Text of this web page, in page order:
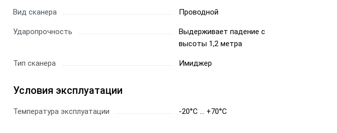
Вид сканера Проводной
Ударопрочность
Выдерживает падение с
высоты 1,2 метра
Тип сканера Имиджер
Условия эксплуатации
Температура эксплуатации -20°C ... +70°C